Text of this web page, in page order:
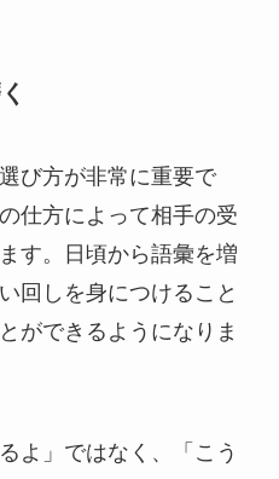
び方が非常に重要で
仕方によって相手の受
す。日頃から語彙を増
回しを身につけること
ができるようになりま
よ」ではなく、「こう